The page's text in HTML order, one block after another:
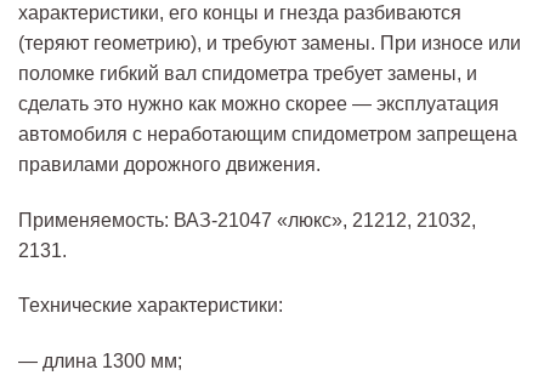
характеристики, его концы и гнезда разбиваются
(теряют геометрию), и требуют замены. При износе или
поломке гибкий вал спидометра требует замены, и
сделать это нужно как можно скорее — эксплуатация
автомобиля с неработающим спидометром запрещена
правилами дорожного движения.
Применяемость: ВАЗ-21047 «люкс», 21212, 21032,
2131.
Технические характеристики:
— длина 1300 мм;